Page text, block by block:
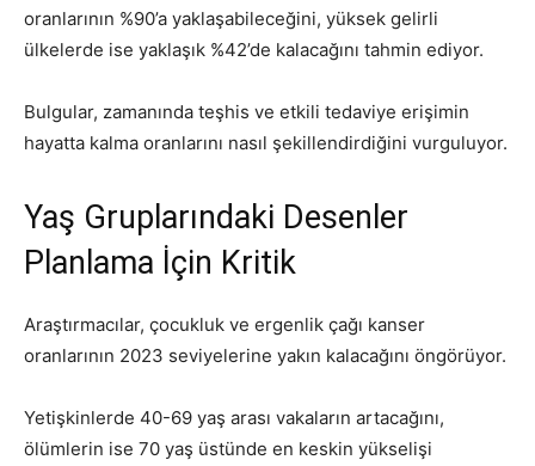
oranlarının %90’a yaklaşabileceğini, yüksek gelirli
ülkelerde ise yaklaşık %42’de kalacağını tahmin ediyor.
Bulgular, zamanında teşhis ve etkili tedaviye erişimin
hayatta kalma oranlarını nasıl şekillendirdiğini vurguluyor.
Yaş Gruplarındaki Desenler
Planlama İçin Kritik
Araştırmacılar, çocukluk ve ergenlik çağı kanser
oranlarının 2023 seviyelerine yakın kalacağını öngörüyor.
Yetişkinlerde 40-69 yaş arası vakaların artacağını,
ölümlerin ise 70 yaş üstünde en keskin yükselişi